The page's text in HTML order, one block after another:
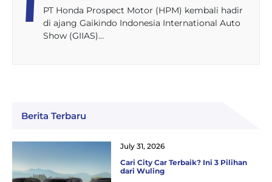
PT Honda Prospect Motor (HPM) kembali hadir
di ajang Gaikindo Indonesia International Auto
Show (GIIAS)…
Berita Terbaru
Cari City Car Terbaik? Ini 3 Pilihan
dari Wuling
July 31, 2026